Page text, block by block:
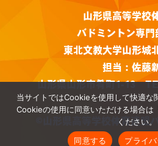
山形県高等学校
バドミントン専門
東北文教大学山形城
担当：佐藤
山形県山形市肴町1-13
©山形県高等学校体育連盟
当サイトではCookieを使用して快適な
Cookieの使用に同意いただける場合は
ください。
同意する
プライ